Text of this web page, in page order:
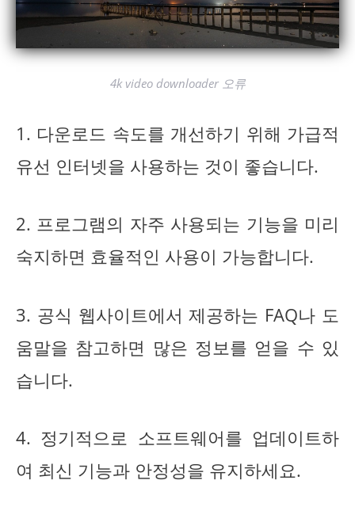
4k video downloader 오류
1. 다운로드 속도를 개선하기 위해 가급적
유선 인터넷을 사용하는 것이 좋습니다.
2. 프로그램의 자주 사용되는 기능을 미리
숙지하면 효율적인 사용이 가능합니다.
3. 공식 웹사이트에서 제공하는 FAQ나 도
움말을 참고하면 많은 정보를 얻을 수 있
습니다.
4. 정기적으로 소프트웨어를 업데이트하
여 최신 기능과 안정성을 유지하세요.